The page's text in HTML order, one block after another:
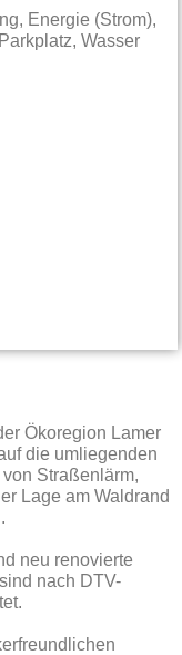
Energie (Strom),
Wasser
Ökoregion Lamer
die umliegenden
Straßenlärm,
Lage am Waldrand
neu renovierte
nach DTV-